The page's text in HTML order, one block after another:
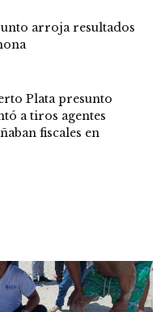
arroja resultados
Plata presunto
a tiros agentes
fiscales en